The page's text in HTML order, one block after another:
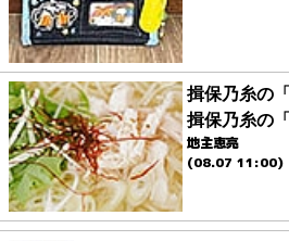
揖保乃糸の
揖保乃糸の
地主恵亮
(08.07 11:00)